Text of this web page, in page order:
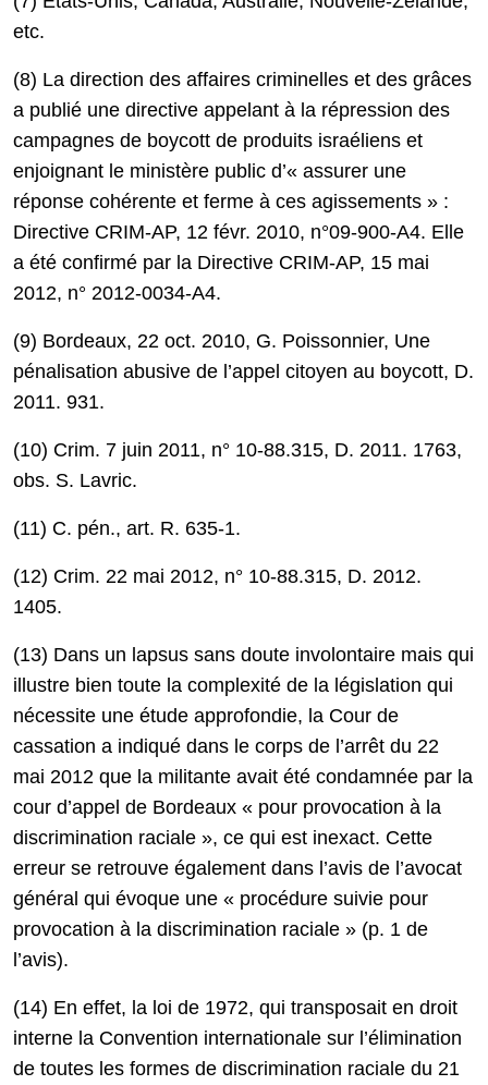
etc.
(8) La direction des affaires criminelles et des grâces
a publié une directive appelant à la répression des
campagnes de boycott de produits israéliens et
enjoignant le ministère public d’« assurer une
réponse cohérente et ferme à ces agissements » :
Directive CRIM-AP, 12 févr. 2010, n°09-900-A4. Elle
a été confirmé par la Directive CRIM-AP, 15 mai
2012, n° 2012-0034-A4.
(9) Bordeaux, 22 oct. 2010, G. Poissonnier, Une
pénalisation abusive de l’appel citoyen au boycott, D.
2011. 931.
(10) Crim. 7 juin 2011, n° 10-88.315, D. 2011. 1763,
obs. S. Lavric.
(11) C. pén., art. R. 635-1.
(12) Crim. 22 mai 2012, n° 10-88.315, D. 2012.
1405.
(13) Dans un lapsus sans doute involontaire mais qui
illustre bien toute la complexité de la législation qui
nécessite une étude approfondie, la Cour de
cassation a indiqué dans le corps de l’arrêt du 22
mai 2012 que la militante avait été condamnée par la
cour d’appel de Bordeaux « pour provocation à la
discrimination raciale », ce qui est inexact. Cette
erreur se retrouve également dans l’avis de l’avocat
général qui évoque une « procédure suivie pour
provocation à la discrimination raciale » (p. 1 de
l’avis).
(14) En effet, la loi de 1972, qui transposait en droit
interne la Convention internationale sur l’élimination
de toutes les formes de discrimination raciale du 21